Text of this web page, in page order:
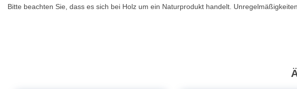
Bitte beachten Sie, dass es sich bei Holz um ein Naturprodukt handelt.